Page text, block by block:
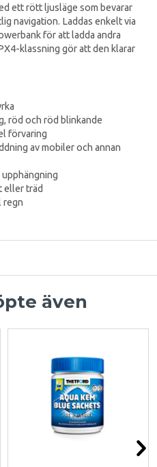
ett rött ljusläge som bevarar
navigation. Laddas enkelt via
för att ladda andra
klassning gör att den klarar
röd och röd blinkande
förvaring
av mobiler och annan
eller träd
regn
även